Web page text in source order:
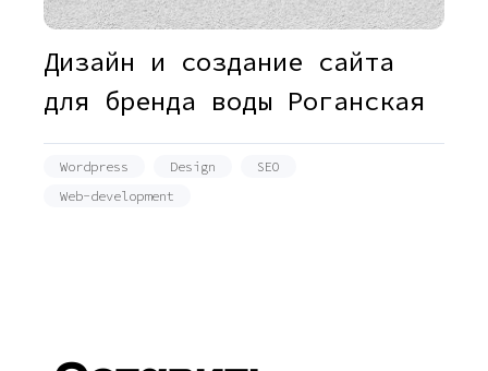
Дизайн и создание сайта
для бренда воды Роганская
Wordpress Design
SEO
Web-development